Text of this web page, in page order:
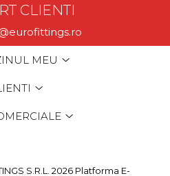
CLIENTI
MEU
S.R.L. 2026 Platforma E-